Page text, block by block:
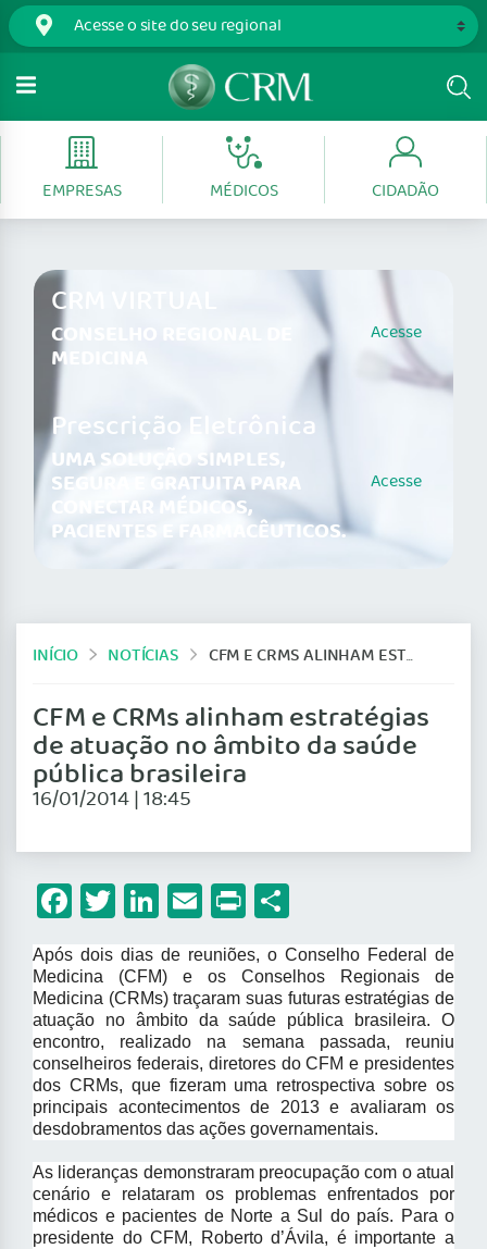
EMPRESAS MÉDICOS CIDADÃO
CRM VIRTUAL
CONSELHO REGIONAL DE
MEDICINA
Acesse
Prescrição Eletrônica
UMA SOLUÇÃO SIMPLES,
SEGURA E GRATUITA PARA
CONECTAR MÉDICOS,
PACIENTES E FARMACÊUTICOS.
Acesse
INÍCIO NOTÍCIAS CFM E CRMS ALINHAM ESTRATÉGIAS DE ATUAÇÃO NO ÂMBITO DA SAÚDE PÚBLICA BRASILEIRA
CFM e CRMs alinham estratégias
de atuação no âmbito da saúde
pública brasileira
16/01/2014 | 18:45
Facebook
Twitter
LinkedIn
Email
Print
Após dois dias de reuniões, o Conselho Federal de
Medicina (CFM) e os Conselhos Regionais de
Medicina (CRMs) traçaram suas futuras estratégias de
atuação no âmbito da saúde pública brasileira. O
encontro, realizado na semana passada, reuniu
conselheiros federais, diretores do CFM e presidentes
dos CRMs, que fizeram uma retrospectiva sobre os
principais acontecimentos de 2013 e avaliaram os
desdobramentos das ações governamentais.
As lideranças demonstraram preocupação com o atual
cenário e relataram os problemas enfrentados por
médicos e pacientes de Norte a Sul do país. Para o
presidente do CFM, Roberto d’Ávila, é importante a